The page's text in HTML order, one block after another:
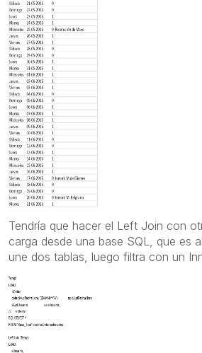
Tendría que hacer el Left Join con
carga desde una base SQL, que es
une dos tablas, luego filtra con un